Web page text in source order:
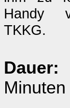
Handy
TKKG.
Dauer:
Minuten